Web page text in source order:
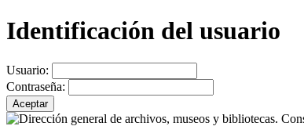
Identificación del usuario
Usuario:
Contraseña: